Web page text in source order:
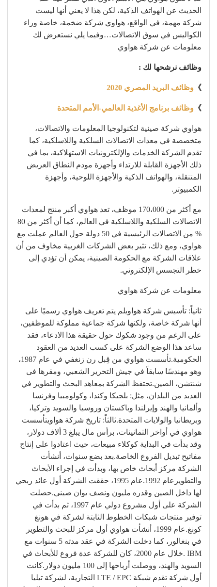
الحديث عن الهواتف الذكية، لكن هذا لا يعني أنها ليست
شركة مهمة، في الواقع، هواوي شركة ضخمة، خاصة وراء
الكواليس في سوق الاتصالات…وفيما يلي نستعرض لك
معلومات عن شركة هواوي
وظائف نرشحها لك :
》 وظائف البريد المصري 2020
》 وظائف برنامج الأغذية العالمي-الأمم المتحدة
هواوي شركة صينية لتكنولوجيا المعلومات والاتصالات،
متخصصة في معدات الاتصالات السلكية واللاسلكية، كما
تقدم الشركة الخدمات والإلكترونيات الاستهلاكية، بما في
ذلك الأجهزة القابلة للارتداء وأجهزة مودم النطاق العريض
المتنقلة، والهواتف الذكية والأجهزة اللوحية، وأجهزة
الكمبيوتر.
مع أكثر من 170،000 موظف، تعد هواوي أكبر منتج لمعدات
الاتصالات السلكية واللاسلكية في العالم، كما أن أكثر من 80
% من الاتصالات الرئيسية في 50 دولة حول العالم عملت مع
هواوي، ومع ذلك، تثير بعض الشركات الغربية مخاوف من أن
علاقات الشركة مع الحكومة الصينية، يمكن أن تؤدي إلى
خطر التجسس الإلكتروني.
معلومات عن شركة هواوي
ثانياً: تأسيس شركة هواويلم يتم تعريف هواوي رسميًا على
أنها شركة خاصة، ولكنها شركة جماعية مملوكة للموظفين،
على الرغم من وجود شكوك حول حقيقة هذا الادعاء، فقد
ساعد هذا الوضع الشركة على كسب العديد من العقود
الحكومية.تأسست هواوي من قِبل رن زنغفي في عام 1987،
وهو مهندسًا سابقاً في جيش التحرير الشعبي، ومقرها فى
شنتشن، الصين.تحتفظ الشركة بمعاهد البحث والتطوير في
العديد من البلدان، مثل: بلجيكا وكندا، وكولومبيا وفرنسا
وألمانيا والهند وإيرلندا وباكستان وروسيا والسويد وتركيا،
وبريطانيا والولايات المتحدة.ثالثاً: تاريخ شركة هواويتأسست
هواوي في أواخر الثمانينات، برأس مال يبلغ 3 ألاف دولار،
وقد بدأت في البداية كوكلاء مبيعات، حيث اعتادوا على إنتاج
مفاتيح تبديل الفروع الخاصة.بعد بضع سنوات، أنشأت
الشركة مركز أبحاث خاص بها، وبدأت في إجراء الأبحاث
والتطويرعام 1992.عام 1995، حققت الشركة أول عائد ربحي
لها داخل الصين وقدره مليون ونصف يوان صيني.حصلت
الشركة على أول مشروع دولي عام 1997، ثم بدأت في
توفير منتجات شبكات الخطوط الثابتة لشركة في هونغ
كونغ.عام 1999، أنشأت هواوي أول مركز للبحث والتطوير
في بنغالور، كما دخلت الشركة في عقد مدته 5 سنوات مع
IBM .خلال عام 2000، كان للشركة عدة فروع للأبحاث في
السويد والهند، ووصلت أرباحها إلى 100 مليون دولار.كانت
أول شركة تقدم شبكة LTE / EPC التجارية، لشركة تيليا